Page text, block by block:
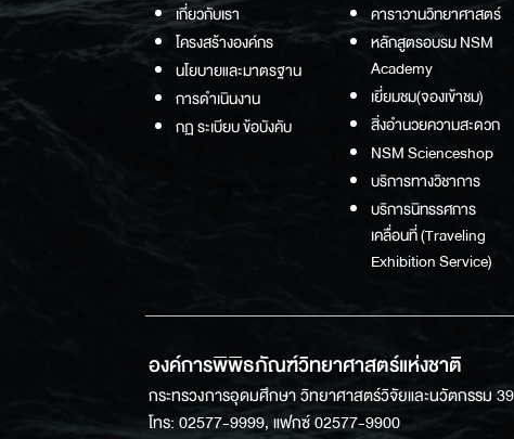
เกี่ยวกับเรา
โครงสร้างองค์กร
นโยบายและมาตรฐาน
การดำเนินงาน
กฏ ระเบียบ ข้อบังคับ
คาราวานวิทยาศาสตร์
หลักสูตรอบรม NSM
Academy
เยี่ยมชม(จองเข้าชม)
สิ่งอำนวยความสะดวก
NSM Scienceshop
บริการทางวิชาการ
บริการนิทรรศการ
เคลื่อนที่ (Traveling
Exhibition Service)
องค์การพิพิธภัณฑ์วิทยาศาสตร์แห่งชาติ
กระทรวงการอุดมศึกษา วิทยาศาสตร์วิจัยและนวัตกรรม
โทร: 02577-9999, แฟกซ์ 02577-9900